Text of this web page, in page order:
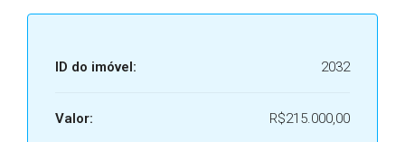
ID do imóvel: 2032
Valor: R$215.000,00